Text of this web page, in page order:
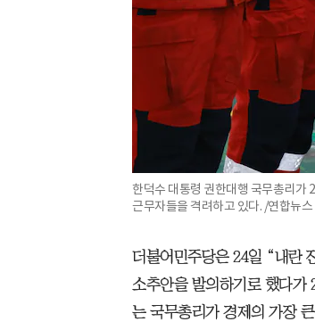
한덕수 대통령 권한대행 국무총리가
근무자들을 격려하고 있다. /연합뉴스
더불어민주당은 24일 “내란
소추안을 발의하기로 했다가
는 국무총리가 경제의 가장